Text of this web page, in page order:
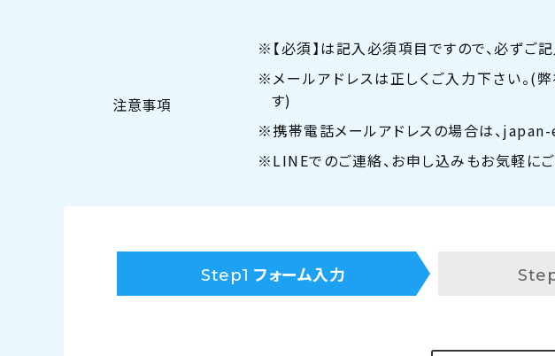
注意事項
※【必須】は記入必須項目ですので、必ずご記
※メールアドレスは正しくご入力下さい。(弊
す)
※携帯電話メールアドレスの場合は、japan-
※LINEでのご連絡、お申し込みもお気軽にご
Step1 フォーム入力